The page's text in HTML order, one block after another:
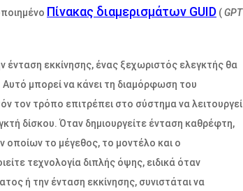
Πίνακας διαμερισμάτων GUID (GPT
εκκίνησης, ένας ξεχωριστός ελεγκτής θα
μπορεί να κάνει τη διαμόρφωση του
τον τρόπο επιτρέπει στο σύστημα να λειτουργεί
δίσκου. Όταν δημιουργείτε ένταση καθρέφτη,
οποίων το μέγεθος, το μοντέλο και ο
τεχνολογία διπλής όψης, ειδικά όταν
ή την ένταση εκκίνησης, συνιστάται να